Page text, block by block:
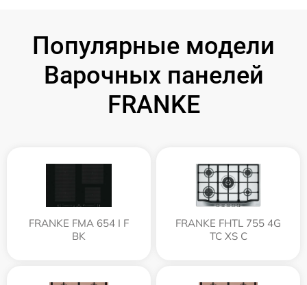
Популярные модели
Варочных панелей
FRANKE
FRANKE FMA 654 I F
BK
FRANKE FHTL 755 4G
TC XS C